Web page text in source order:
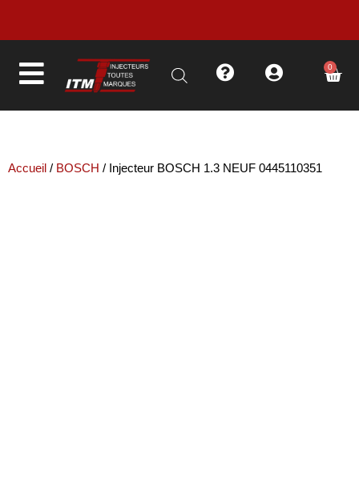
LIVRAISON EN MOINS DE 48H 0
Accueil / BOSCH / Injecteur BOSCH 1.3 NEUF 0445110351